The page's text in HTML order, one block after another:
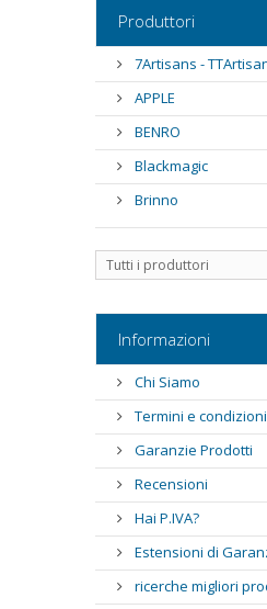
Produttori
7Artisans -
APPLE
BENRO
Blackmagic
Brinno
Tutti i produttori
Informazioni
Chi Siamo
Termini e
Garanzie Prodotti
Recensioni
Hai P.IVA?
Estensioni di
ricerche migliori